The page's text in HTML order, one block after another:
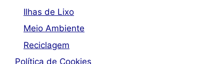
Ilhas de Lixo
Meio Ambiente
Reciclagem
Política de Cookies